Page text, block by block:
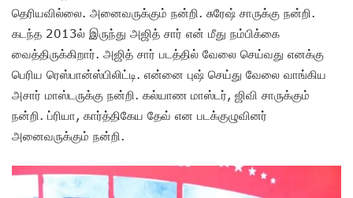
தெரியவில்லை. அனைவருக்கும் நன்றி. சுரேஷ் சாருக்கு நன்றி.
கடந்த 2013ல் இருந்து அஜித் சார் என் மீது நம்பிக்கை
வைத்திருக்கிறார். அஜித் சார் படத்தில் வேலை செய்வது எனக்கு
பெரிய ரெஸ்பான்ஸ்பிலிட்டி. என்னை புஷ் செய்து வேலை வாங்கிய
அசார் மாஸ்டருக்கு நன்றி. கல்யாண மாஸ்டர், ஜிவி சாருக்கும்
நன்றி. ப்ரியா, கார்த்திகேய தேவ் என படக்குழுவினர்
அனைவருக்கும் நன்றி.